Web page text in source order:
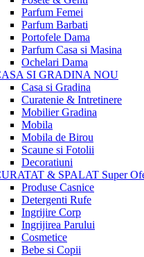
Parfum Femei
Parfum Barbati
Portofele Dama
Parfum Casa si Masina
Ochelari Dama
SI GRADINANOU
Casa si Gradina
Curatenie & Intretinere
Mobilier Gradina
Mobila
Mobila de Birou
Scaune si Fotolii
Decoratiuni
& SPALAT Super
Produse Casnice
Detergenti Rufe
Ingrijire Corp
Ingrijirea Parului
Cosmetice
Bebe si Copii